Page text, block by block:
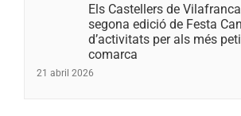
Els Castellers de
segona edició de Festa
d’activitats per als més
comarca
21 abril 2026